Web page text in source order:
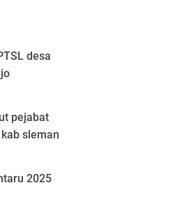
desa
pejabat
sleman
2025